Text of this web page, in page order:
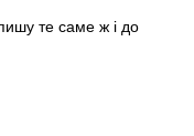
те саме ж і до